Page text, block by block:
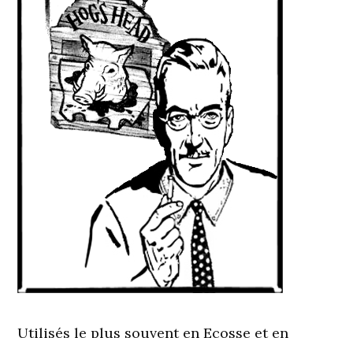
Utilisés le plus souvent en Ecosse et en